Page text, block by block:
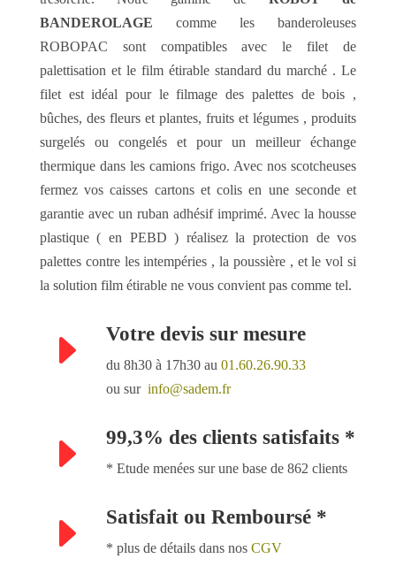
BANDEROLAGE comme les banderoleuses
ROBOPAC sont compatibles avec le filet de
palettisation et le film étirable standard du marché . Le
filet est idéal pour le filmage des palettes de bois ,
bûches, des fleurs et plantes, fruits et légumes , produits
surgelés ou congelés et pour un meilleur échange
thermique dans les camions frigo. Avec nos scotcheuses
fermez vos caisses cartons et colis en une seconde et
garantie avec un ruban adhésif imprimé. Avec la housse
plastique ( en PEBD ) réalisez la protection de vos
palettes contre les intempéries , la poussière , et le vol si
la solution film étirable ne vous convient pas comme tel.
E Votre devis sur mesure
du 8h30 à 17h30 au 01.60.26.90.33
ou sur info@sadem.fr
E 99,3% des clients satisfaits *
* Etude menées sur une base de 862 clients
E Satisfait ou Remboursé *
* plus de détails dans nos CGV